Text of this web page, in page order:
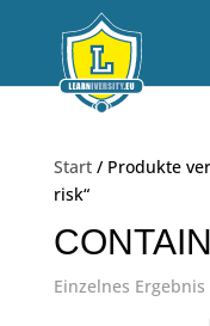
Start/ Produkte
risk“
Einzelnes